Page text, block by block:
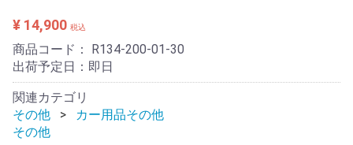
¥ 14,900 税込
商品コード： R134-200-01-30
出荷予定日：即日
関連カテゴリ
その他
カー用品その他
その他